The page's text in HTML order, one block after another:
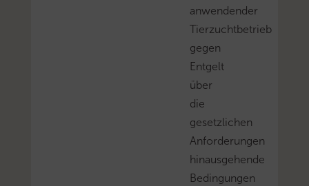
anwendender
Tierzuchtbetrieb
gegen
Entgelt
über
die
gesetzlichen
Anforderungen
hinausgehende
Bedingungen